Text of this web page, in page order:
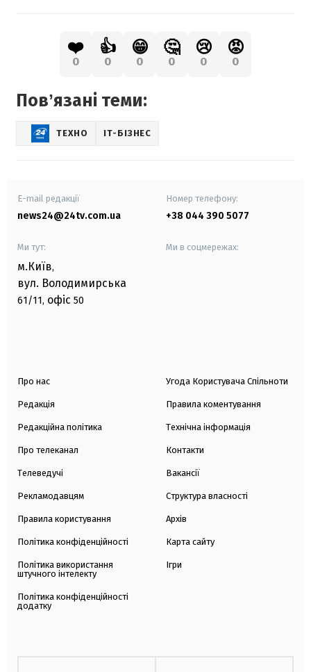
❤️
0
👍
0
😁
0
🤔
0
😢
0
😡
0
Повʼязані теми:
ТЕХНО IT-БІЗНЕС
E-mail редакції
news24@24tv.com.ua
Номер телефону:
+38 044 390 5077
Ми тут:
м.Київ,
вул. Володимирська
61/11, офіс 50
Ми в соцмережах:
Про нас
Редакція
Редакційна політика
Про телеканал
Телеведучі
Рекламодавцям
Правила користування
Політика конфіденційності
Політика використання
штучного інтелекту
Політика конфіденційності
додатку
Угода Користувача Спільноти
Правила коментування
Технічна інформація
Контакти
Вакансії
Структура власності
Архів
Карта сайту
Ігри